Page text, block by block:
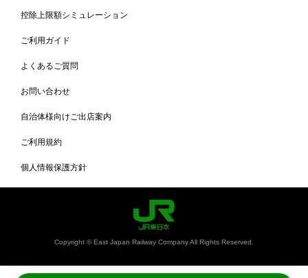
控除上限額シミュレーション
ご利用ガイド
よくあるご質問
お問い合わせ
自治体様向けご出店案内
ご利用規約
個人情報保護方針
Copyright © East Japan Railway Company All Rights Reserved.